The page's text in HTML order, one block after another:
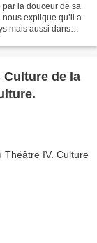
par la douceur de sa
explique qu’il a
mais aussi dans
Culture de la